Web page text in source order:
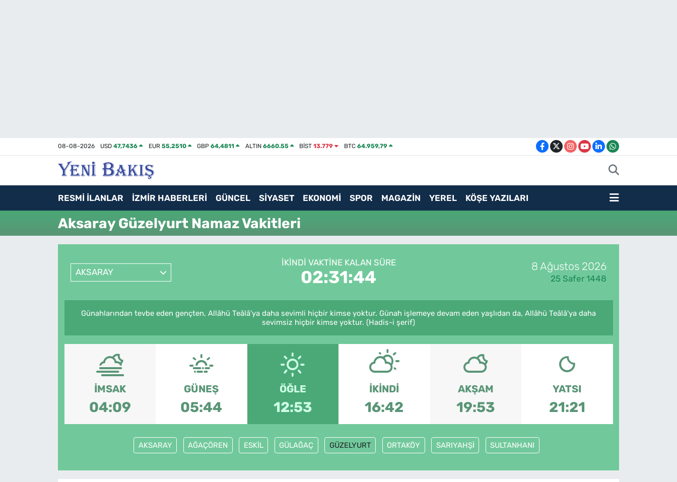
08-08-2026 USD47,7436 EUR 55,2510 GBP64,4811 ALTIN 6660.55 BİST13.779 BTC 64.959,79
RESMİ İLANLAR İZMİR HABERLERİ GÜNCEL SİYASET EKONOMİ SPOR MAGAZİN YEREL KÖŞE YAZILARI
Aksaray Güzelyurt Namaz Vakitleri
AKSARAY
İKINDI VAKTINE KALAN SÜRE
02:31:44
8 Ağustos 2026
25 Safer 1448
Günahlarından tevbe eden gençten, Allâhü Teâlâ'ya daha sevimli hiçbir kimse yoktur. Günah işlemeye devam eden yaşlıdan da, Allâhü Teâlâ'ya daha
sevimsiz hiçbir kimse yoktur. (Hadis-i şerif)
İMSAK
04:09
GÜNEŞ
05:44
ÖĞLE
12:53
İKINDI
16:42
AKŞAM
19:53
YATSI
21:21
AKSARAY AĞAÇÖREN ESKİL GÜLAĞAÇ GÜZELYURT ORTAKÖY SARIYAHŞİ SULTANHANI
Asayiş / Polis-Adliye
Magazin
Foto Galeri